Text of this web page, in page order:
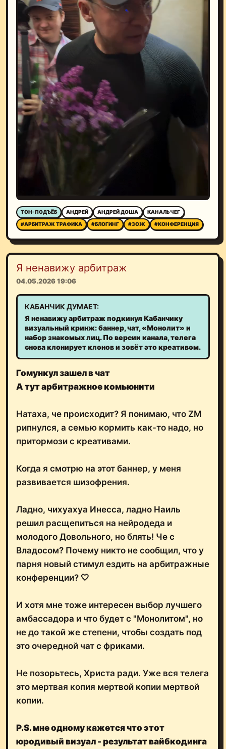
ТОН: ПОДЪЁБ АНДРЕЙ АНДРЕЙ ДОША
КАНАЛЬЧЕГ
#АРБИТРАЖ ТРАФИКА
#БЛОГИНГ #ЗОЖ #КОНФЕРЕНЦИЯ
Я ненавижу арбитраж
04.05.2026 19:06
КАБАНЧИК ДУМАЕТ:
Я ненавижу арбитраж подкинул Кабанчику
визуальный кринж: баннер, чат, «Монолит» и
набор знакомых лиц. По версии канала, телега
снова клонирует клонов и зовёт это креативом.
Гомункул зашел в чат
А тут арбитражное комьюнити
Натаха, че происходит? Я понимаю, что ZM
рипнулся, а семью кормить как-то надо, но
притормози с креативами.
Когда я смотрю на этот баннер, у меня
развивается шизофрения.
Ладно, чихуахуа Инесса, ладно Наиль
решил расщепиться на нейродеда и
молодого Довольного, но блять! Че с
Владосом? Почему никто не сообщил, что у
парня новый стимул ездить на арбитражные
конференции? 🤍
И хотя мне тоже интересен выбор лучшего
амбассадора и что будет с "Монолитом", но
не до такой же степени, чтобы создать под
это очередной чат с фриками.
Не позорьтесь, Христа ради. Уже вся телега
это мертвая копия мертвой копии мертвой
копии.
P.S. мне одному кажется что этот
юродивый визуал - результат вайбкодинга